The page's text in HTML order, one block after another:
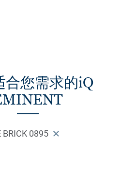
合您需求的iQ
BRICK 0895